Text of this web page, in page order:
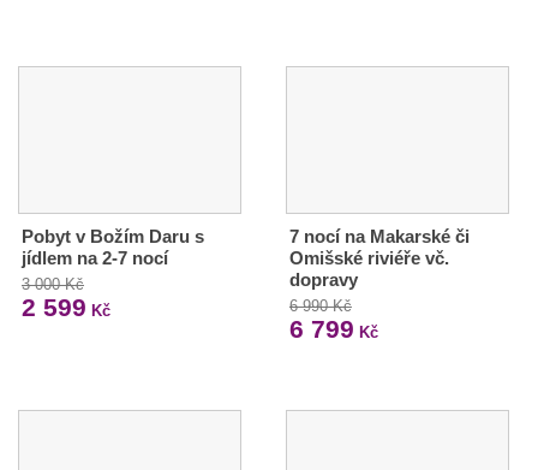
Pobyt v Božím Daru s
jídlem na 2-7 nocí
3 000 Kč
2 599 Kč
7 nocí na Makarské či
Omišské riviéře vč.
dopravy
6 990 Kč
6 799 Kč